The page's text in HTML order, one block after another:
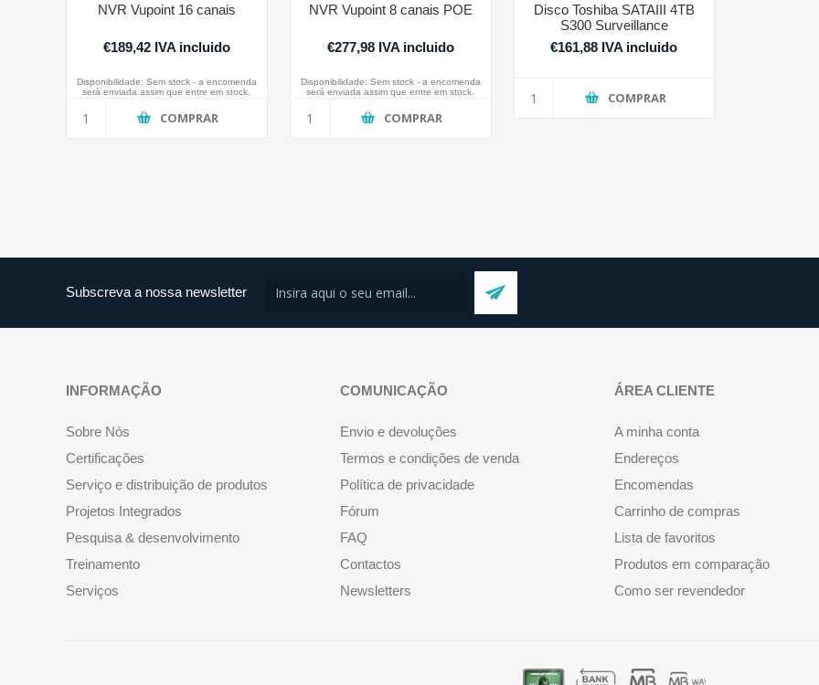
NVR Vupoint 16 canais
€189,42 IVA incluido
COMPRAR
Disponibilidade: Sem stock - a encomenda
será enviada assim que entre em stock.
NVR Vupoint 8 canais POE
€277,98 IVA incluido
COMPRAR
Disponibilidade: Sem stock - a encomenda
será enviada assim que entre em stock.
Disco Toshiba SATAIII 4TB
S300 Surveillance
€161,88 IVA incluido
COMPRAR
Subscreva a nossa newsletter
INFORMAÇÃO
Sobre Nós
Certificações
Serviço e distribuição de produtos
Projetos Integrados
Pesquisa & desenvolvimento
Treinamento
Serviços
COMUNICAÇÃO
Envio e devoluções
Termos e condições de venda
Política de privacidade
Fórum
FAQ
Contactos
Newsletters
ÁREA CLIENTE
A minha conta
Endereços
Encomendas
Carrinho de compras
Lista de favoritos
Produtos em comparação
Como ser revendedor